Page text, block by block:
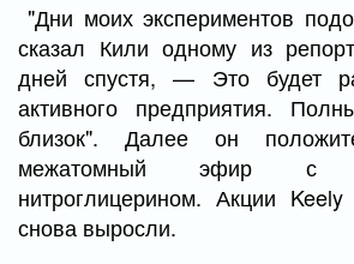
"Дни моих экспериментов
сказал Кили одному из
дней спустя, — Это будет
активного предприятия.
близок". Далее он
межатомный эфир с
нитроглицерином. Акции
снова выросли.